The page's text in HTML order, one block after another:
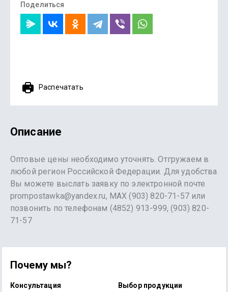
Поделиться
Распечатать
Описание
Оптовые цены необходимо уточнять. Отгружаем в
любой регион Российской Федерации. Для удобства
Вы можете выслать заявку по электронной почте
prompostawka@yandex.ru, MAX (903) 820-71-57 или
позвонить по телефонам (4852) 913-999, (903) 820-
71-57
Почему мы?
Консультация
Выбор продукции